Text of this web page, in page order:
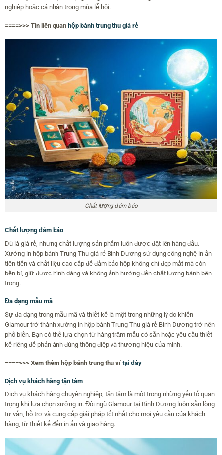
nghiệp hoặc cá nhân trong mùa lễ hội.
====>>> Tin liên quan hộp bánh trung thu giá rẻ
Chất lượng đảm bảo
Chất lượng đảm bảo
Dù là giá rẻ, nhưng chất lượng sản phẩm luôn được đặt lên hàng đầu.
Xưởng in hộp bánh Trung Thu giá rẻ Bình Dương sử dụng công nghệ in ấn
tiên tiến và chất liệu cao cấp để đảm bảo hộp không chỉ đẹp mắt mà còn
bền bỉ, giữ được hình dáng và không ảnh hưởng đến chất lượng bánh bên
trong.
Đa dạng mẫu mã
Sự đa dạng trong mẫu mã và thiết kế là một trong những lý do khiến
Glamour trở thành xưởng in hộp bánh Trung Thu giá rẻ Bình Dương trở nên
phổ biến. Bạn có thể lựa chọn từ hàng trăm mẫu có sẵn hoặc yêu cầu thiết
kế riêng để phản ánh đúng thông điệp và thương hiệu của mình.
====>>> Xem thêm hộp bánh trung thu sỉ tại đây
Dịch vụ khách hàng tận tâm
Dịch vụ khách hàng chuyên nghiệp, tận tâm là một trong những yếu tố quan
trọng khi lựa chọn xưởng in. Đội ngũ Glamour tại Bình Dương luôn sẵn lòng
tư vấn, hỗ trợ và cung cấp giải pháp tốt nhất cho mọi yêu cầu của khách
hàng, từ thiết kế đến in ấn và giao hàng.